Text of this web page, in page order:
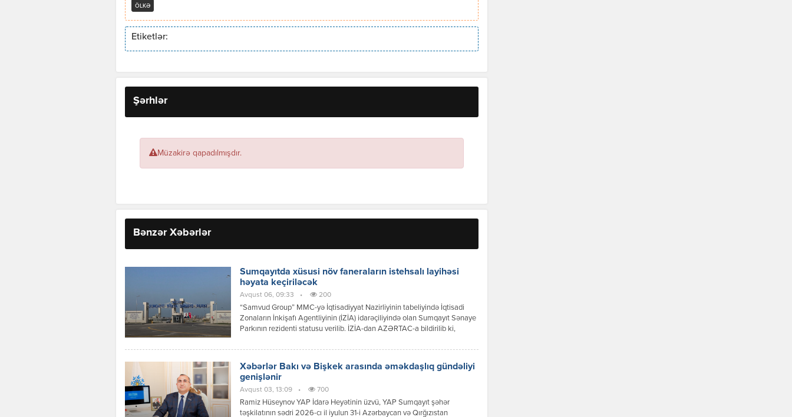
ÖLKƏ
Etiketlər:
Şərhlər
Müzakirə qapadılmışdır.
Bənzər Xəbərlər
Sumqayıtda xüsusi növ faneraların istehsalı layihəsi
həyata keçiriləcək
Avqust 06, 09:33 • 200
“Samvud Group” MMC-yə İqtisadiyyat Nazirliyinin tabeliyində İqtisadi
Zonaların İnkişafı Agentliyinin (İZİA) idarəçiliyində olan Sumqayıt Sənaye
Parkının rezidenti statusu verilib. İZİA-dan AZƏRTAC-a bildirilib ki,
layihəsi çərçivəsində 100-dən çox iş yerinin yaradılması nəzərdə tutulur.
Xəbərlər Bakı və Bişkek arasında əməkdaşlıq gündəliyi
genişlənir
Avqust 03, 13:09 • 700
Ramiz Hüseynov YAP İdarə Heyətinin üzvü, YAP Sumqayıt şəhər
təşkilatının sədri 2026-cı il iyulun 31-i Azərbaycan və Qırğızıstan